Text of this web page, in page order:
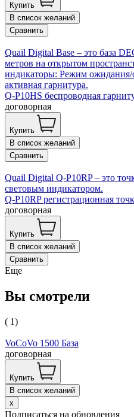
Купить
В список желаний
Сравнить
Quail Digital Base – это база
метров на открытом
индикаторы: Режим ожидания/
активная гарнитура.
Q-P10HS беспроводная
договорная
Купить
В список желаний
Сравнить
Quail Digital Q-P10RP – это
световым индикатором.
Q-P10RP регистрационная
договорная
Купить
В список желаний
Сравнить
Еще
Вы смотрели
( 1)
VoCoVo 1500 База
договорная
Купить
В список желаний
x
Подписаться на обновления